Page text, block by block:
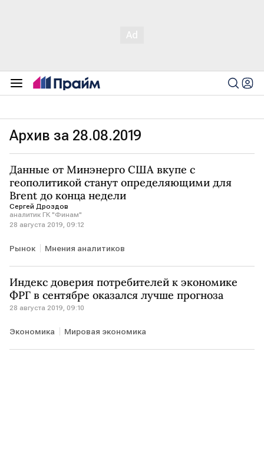
Архив за 28.08.2019
Данные от Минэнерго США вкупе с
геополитикой станут определяющими для
Brent до конца недели
Сергей Дроздов
аналитик ГК "Финам"
28 августа 2019, 09:12
Рынок Мнения аналитиков
Индекс доверия потребителей к экономике
ФРГ в сентябре оказался лучше прогноза
28 августа 2019, 09:10
Экономика Мировая экономика